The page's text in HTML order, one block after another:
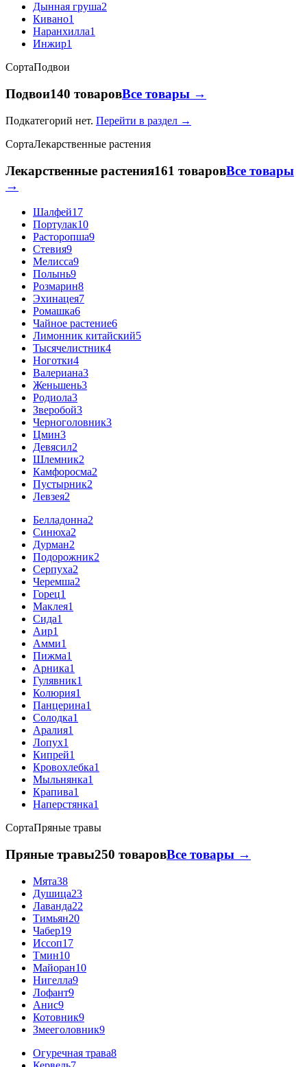
Дынная груша2
Кивано1
Наранхилла1
Инжир1
СортаПодвои
Подвои140 товаровВсе товары →
Подкатегорий нет. Перейти в раздел →
СортаЛекарственные растения
Лекарственные растения161 товаровВсе товары
→
Шалфей17
Портулак10
Расторопша9
Стевия9
Мелисса9
Полынь9
Розмарин8
Эхинацея7
Ромашка6
Чайное растение6
Лимонник китайский5
Тысячелистник4
Ноготки4
Валериана3
Женьшень3
Родиола3
Зверобой3
Черноголовник3
Цмин3
Девясил2
Шлемник2
Камфоросма2
Пустырник2
Левзея2
Белладонна2
Синюха2
Дурман2
Подорожник2
Серпуха2
Черемша2
Горец1
Маклея1
Сида1
Аир1
Амми1
Пижма1
Арника1
Гулявник1
Колюрия1
Панцерина1
Солодка1
Аралия1
Лопух1
Кипрей1
Кровохлебка1
Мыльнянка1
Крапива1
Наперстянка1
СортаПряные травы
Пряные травы250 товаровВсе товары →
Мята38
Душица23
Лаванда22
Тимьян20
Чабер19
Иссоп17
Тмин10
Майоран10
Нигелла9
Лофант9
Анис9
Котовник9
Змееголовник9
Огуречная трава8